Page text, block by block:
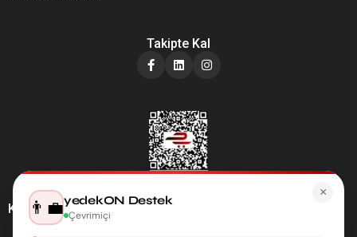
Takipte Kal
Kategoriler
×
👨‍💼yedekON Destek
Çevrimiçi